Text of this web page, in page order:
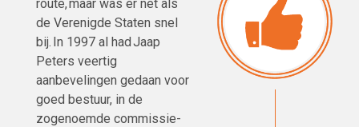
route, maar was er net als
de Verenigde Staten snel
bij. In 1997 al had Jaap
Peters veertig
aanbevelingen gedaan voor
goed bestuur, in de
zogenoemde commissie-